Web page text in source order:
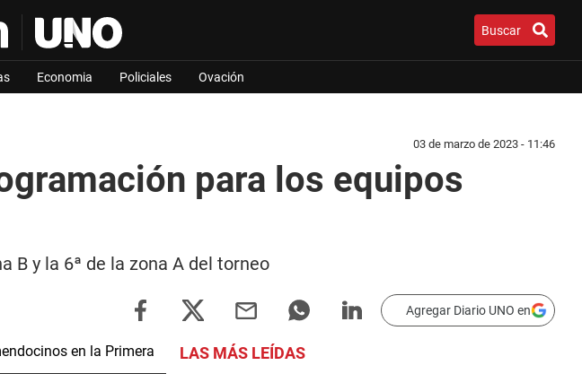
Buscar
Economia Policiales Ovación
03 de marzo de 2023 - 11:46
para los equipos
B y la 6ª de la zona A del torneo
Agregar Diario UNO en
LAS MÁS LEÍDAS